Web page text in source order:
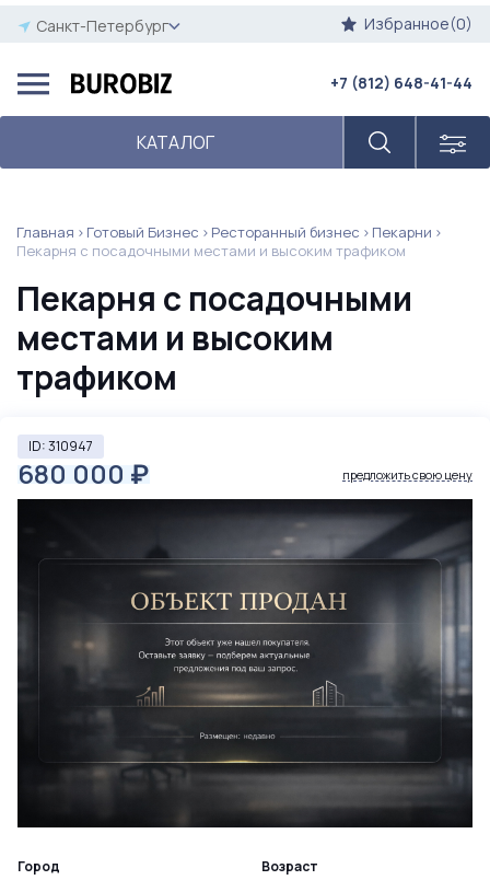
Санкт-Петербург Избранное(0)
КАТАЛОГ
+7 (812) 648-41-44
Главная Готовый Бизнес Ресторанный бизнес
Пекарни
Пекарня с посадочными местами и высоким трафиком
Пекарня с посадочными
местами и высоким
трафиком
ID: 310947
680 000 ₽ предложить свою цену
Город Возраст